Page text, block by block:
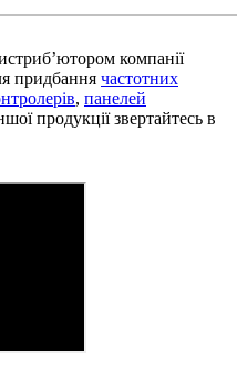
компанії
придбання частотних
, панелей
продукції звертайтесь в